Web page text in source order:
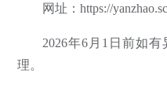
网址：https://
2026年6月1日前如
理。